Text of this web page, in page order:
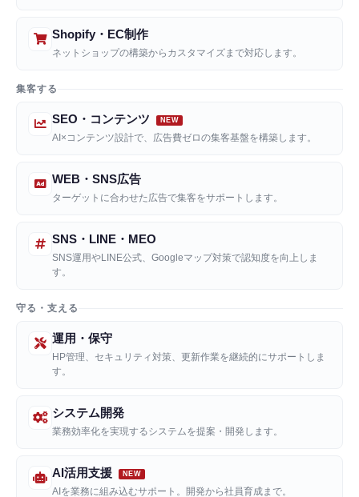
Shopify・EC制作
ネットショップの構築からカスタマイズまで対応します。
集客する
SEO・コンテンツ
AI×コンテンツ設計で、広告費ゼロの集客基盤を構築します。
WEB・SNS広告
ターゲットに合わせた広告で集客をサポートします。
SNS・LINE・MEO
SNS運用やLINE公式、Googleマップ対策で認知度を向上しま
す。
守る・支える
運用・保守
HP管理、セキュリティ対策、更新作業を継続的にサポートしま
す。
システム開発
業務効率化を実現するシステムを提案・開発します。
AI活用支援
AIを業務に組み込むサポート。開発から社員育成まで。